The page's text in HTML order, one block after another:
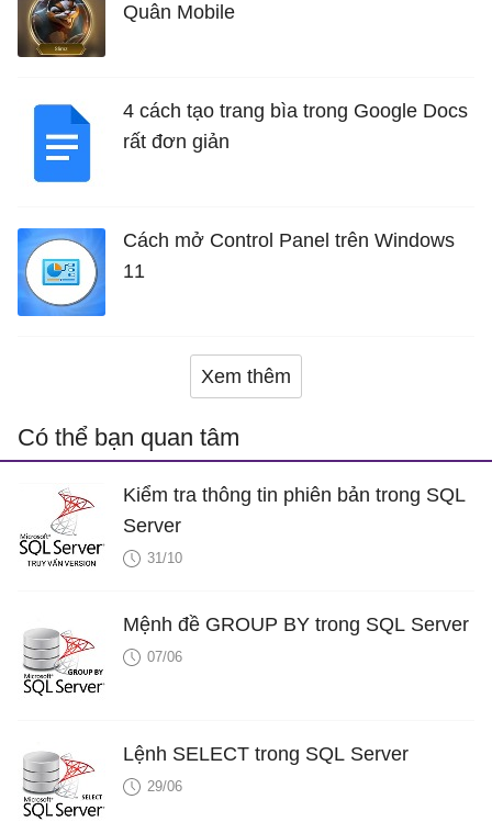
Quân Mobile
4 cách tạo trang bìa trong Google Docs
rất đơn giản
Cách mở Control Panel trên Windows
11
Xem thêm
Có thể bạn quan tâm
Kiểm tra thông tin phiên bản trong SQL
Server
31/10
Mệnh đề GROUP BY trong SQL Server
07/06
Lệnh SELECT trong SQL Server
29/06